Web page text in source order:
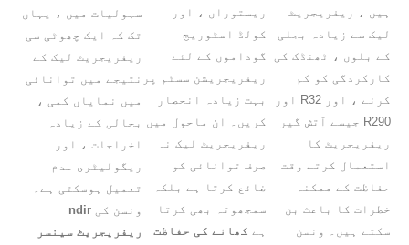
ہیں ، ریفریجریٹ
لیک سے زیادہ بجلی
کے بلوں ، ٹھنڈک کی
کارکردگی کو کم
کرنے ، اور R32 اور
R290 جیسے آتش گیر
ریفریجریٹ کا
استعمال کرتے وقت
حفاظت کے ممکنہ
خطرات کا باعث بن
سکتے ہیں۔ ونسن
ریستوراں ، اور
کولڈ اسٹوریج
گوداموں کے لئے
ریفریجریشن سسٹم پر
بہت زیادہ انحصار
کریں۔ ان ماحول میں
ریفریجریٹ لیک نہ
صرف توانائی کو
ضائع کرتا ہے بلکہ
سمجھوتہ بھی کرتا
ہے کھانے کی حفاظت
سہولیات میں ، یہاں
تک کہ ایک چھوٹی سی
ریفریجریٹ لیک کے
نتیجے میں توانائی
میں نمایاں کمی ،
بحالی کے زیادہ
اخراجات ، اور
ریگولیٹری عدم
تعمیل ہوسکتی ہے۔
ونسن کی ndir
ریفریجریٹ سینسر